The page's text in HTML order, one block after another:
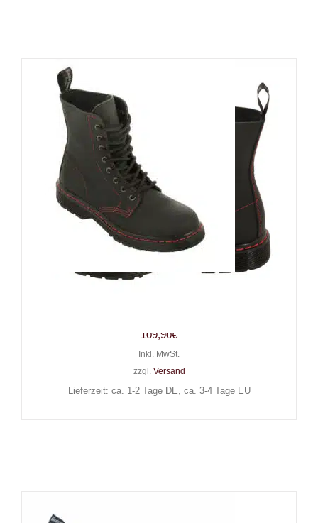
109,90€
Inkl. MwSt.
zzgl. Versand
Lieferzeit: ca. 1-2 Tage DE, ca. 3-4 Tage EU